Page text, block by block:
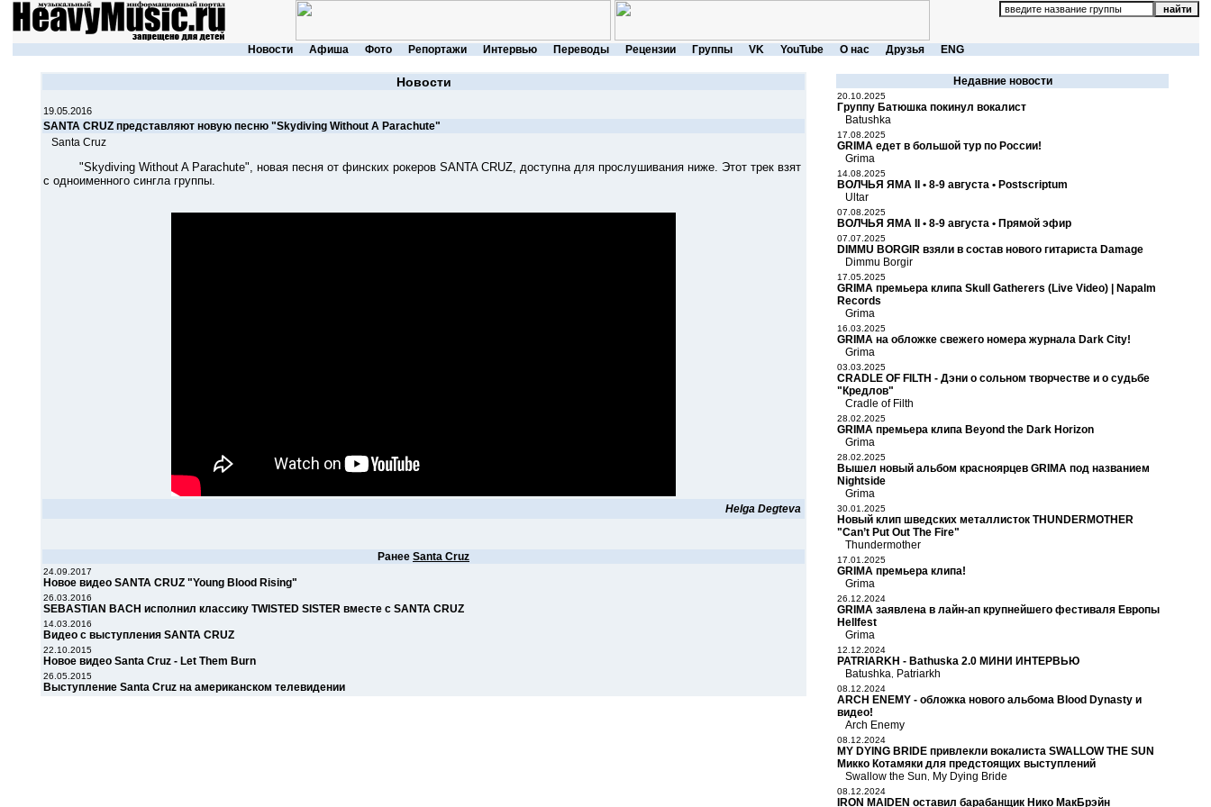
Новости Афиша Фото Репортажи Интервью Переводы Рецензии Группы VK YouTube О нас Друзья ENG
Новости
19.05.2016
SANTA СRUZ представляют новую песню "Skydiving Without A Parachute"
Santa Cruz
"Skydiving Without A Parachute", новая песня от финских рокеров SANTA СRUZ, доступна для прослушивания ниже. Этот трек взят
c одноименного сингла группы.
Helga Degteva
Ранее Santa Cruz
24.09.2017
Новое видео SANTA CRUZ "Young Blood Rising"
26.03.2016
SEBASTIAN BACH исполнил классику TWISTED SISTER вместе с SANTA CRUZ
14.03.2016
Видео с выступления SANTA CRUZ
22.10.2015
Новое видео Santa Cruz - Let Them Burn
26.05.2015
Выступление Santa Cruz на американском телевидении
Недавние новости
20.10.2025
Группу Батюшка покинул вокалист
Batushka
17.08.2025
GRIMA едет в большой тур по России!
Grima
14.08.2025
ВОЛЧЬЯ ЯМА II • 8-9 августа • Postscriptum
Ultar
07.08.2025
ВОЛЧЬЯ ЯМА II • 8-9 августа • Прямой эфир
07.07.2025
DIMMU BORGIR взяли в состав нового гитариста Damage
Dimmu Borgir
17.05.2025
GRIMA премьера клипа Skull Gatherers (Live Video) | Napalm
Records
Grima
16.03.2025
GRIMA на обложке свежего номера журнала Dark City!
Grima
03.03.2025
CRADLE OF FILTH - Дэни о сольном творчестве и о судьбе
"Кредлов"
Cradle of Filth
28.02.2025
GRIMA премьера клипа Beyond the Dark Horizon
Grima
28.02.2025
Вышел новый альбом красноярцев GRIMA под названием
Nightside
Grima
30.01.2025
Новый клип шведских металлисток THUNDERMOTHER
"Can’t Put Out The Fire"
Thundermother
17.01.2025
GRIMA премьера клипа!
Grima
26.12.2024
GRIMA заявлена в лайн-ап крупнейшего фестиваля Европы
Hellfest
Grima
12.12.2024
PATRIARKH - Bathuska 2.0 МИНИ ИНТЕРВЬЮ
Batushka Patriarkh
08.12.2024
ARCH ENEMY - обложка нового альбома Blood Dynasty и
видео!
Arch Enemy
08.12.2024
MY DYING BRIDE привлекли вокалиста SWALLOW THE SUN
Микко Котамяки для предстоящих выступлений
Swallow the Sun
My Dying Bride
08.12.2024
IRON MAIDEN оставил барабанщик Нико МакБрэйн